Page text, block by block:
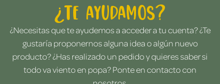
¿Te ayudamos?
¿Necesitas que te ayudemos a acceder a tu cuenta? ¿Te
gustaría proponernos alguna idea o algún nuevo
producto? ¿Has realizado un pedido y quieres saber si
todo va viento en popa? Ponte en contacto con